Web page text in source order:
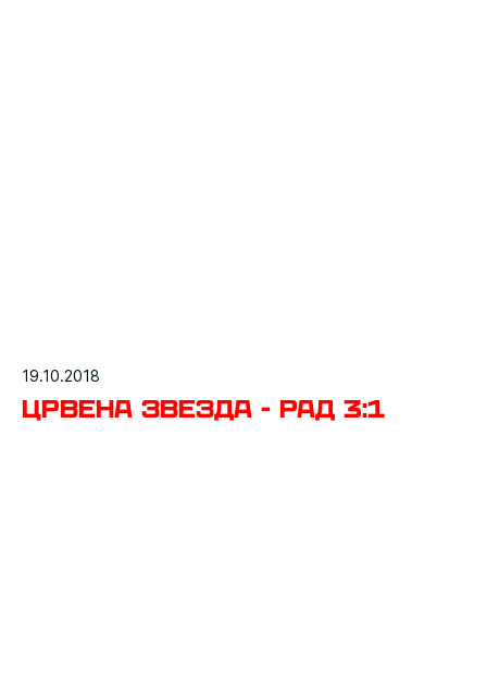
19.10.2018
Црвена звезда - Рад 3:1